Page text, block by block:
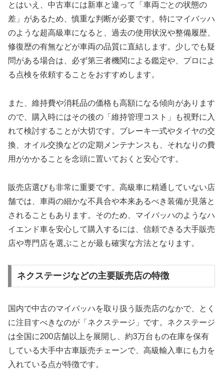
とはいえ、中古車には新車と違って「車両ごとの状態の
差」があるため、慎重な判断が必要です。特にマイバッハ
のような超高級車になると、過去の使用状況や整備履歴、
修復歴の有無などが車両の品質に直結します。少しでも疑
問がある場合は、必ず第三者機関による鑑定や、プロによ
る点検を依頼することをおすすめします。
また、維持費や消耗品の価格も高額になる傾向があります
ので、購入時にはその後の「維持管理コスト」も視野に入
れて検討することが大切です。ブレーキ一式やタイヤの交
換、オイル交換などの定期メンテナンスも、それなりの費
用がかかることを念頭に置いておくと安心です。
販売店選びも非常に重要です。高級車に精通していない店
舗では、車両の細かな不具合や本来あるべき装備が見落と
されることもあります。そのため、マイバッハのようなハ
イエンド車を安心して購入するには、信頼できる大手販売
店や専門店を選ぶことが最も確実な方法となります。
ネクステージなどの主要販売店の特徴
国内で中古のマイバッハを取り扱う販売店のなかで、とく
に注目すべきなのが「ネクステージ」です。ネクステージ
は全国に200店舗以上を展開し、約3万台もの在庫を保有
している大手中古車販売チェーンで、高級輸入車にも力を
入れている点が特徴です。